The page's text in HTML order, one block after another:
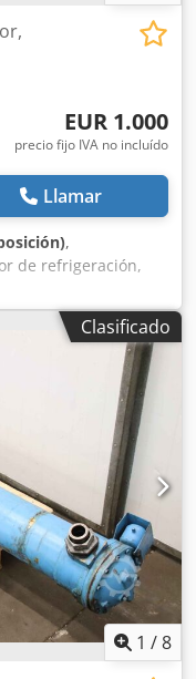
EUR 1.000
precio fijo IVA no incluído
Llamar
,
de refrigeración,
1-X.E,
GVV050.1A/1-X.E
totales:
830 x 680 mm
Clasificado
1 /8